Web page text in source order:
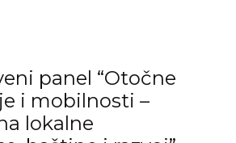
panel “Otočne
i mobilnosti –
lokalne